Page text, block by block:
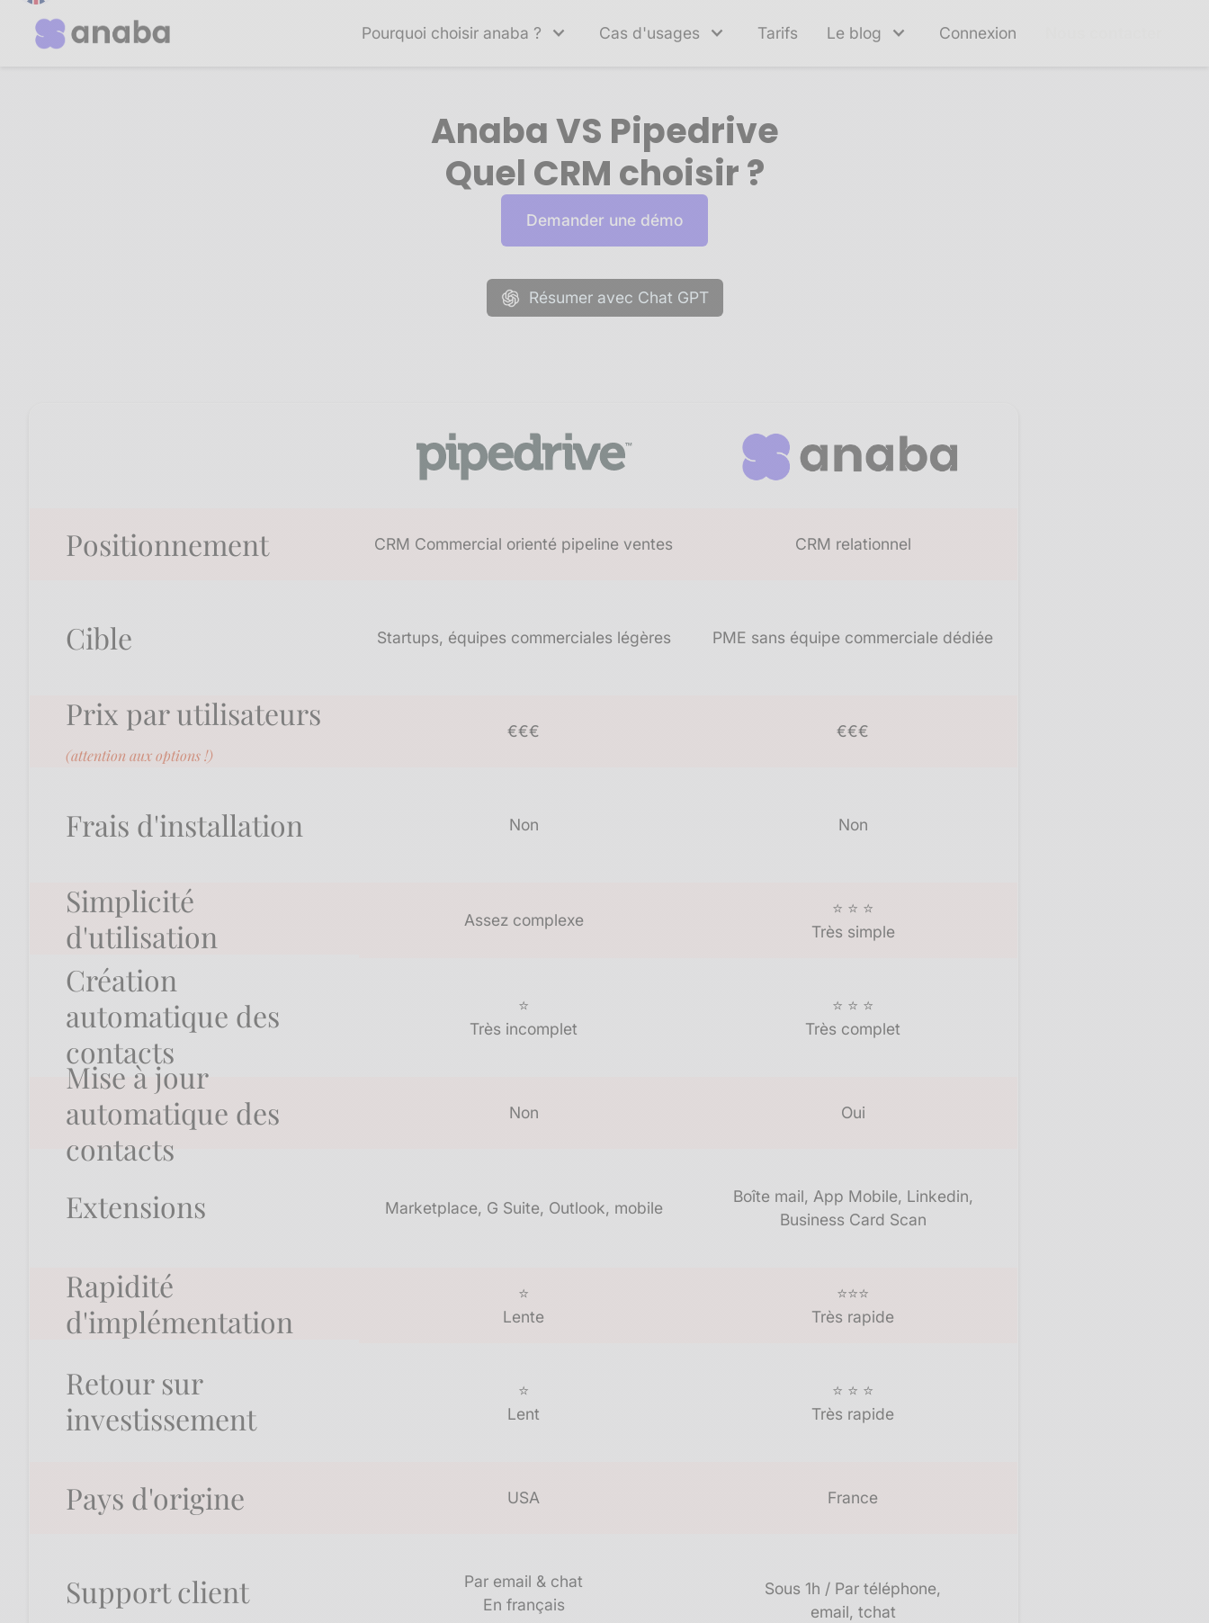
Pourquoi choisir anaba ? Cas d'usages Tarifs Le blog Connexion
Anaba VS Pipedrive
Quel CRM choisir ?
Demander une démo
Résumer avec Chat GPT
Positionnement​ CRM Commercial orienté pipeline ventes CRM relationnel​
Cible Startups, équipes commerciales légères PME sans équipe commerciale dédiée
Prix par utilisateurs
(attention aux options !)
€€€ €€€
Frais d'installation Non Non
Simplicité
d'utilisation
Assez complexe
⭐ ⭐ ⭐
Très simple
Création
automatique des
contacts
⭐
Très incomplet
⭐ ⭐ ⭐
Très complet
Mise à jour
automatique des
contacts
Non Oui
Extensions Marketplace, G Suite, Outlook, mobile
Boîte mail, App Mobile, Linkedin,
Business Card Scan​
Rapidité
d'implémentation
⭐
Lente
⭐⭐⭐
Très rapide
Retour sur
investissement
⭐
Lent
⭐ ⭐ ⭐
Très rapide
Pays d'origine USA France
Support client
Par email​ & chat
En français​
Sous 1h / Par téléphone,
email, tchat